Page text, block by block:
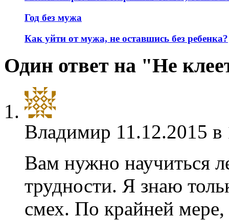
Год без мужа
Как уйти от мужа, не оставшись без ребенка?
Один ответ на "Не
Владимир 11.12.2015
Вам нужно научиться
трудности. Я знаю
смех. По крайней